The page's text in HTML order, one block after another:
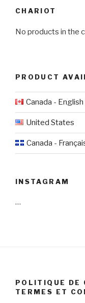
CHARIOT
No products in the
PRODUCT
Canada - English
United States
Canada -
INSTAGRAM
…
POLITIQUE DE
TERMES ET